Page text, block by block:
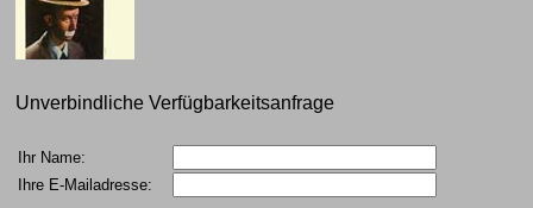
Unverbindliche Verfügbarkeitsanfrage
Ihr Name:
Ihre E-Mailadresse: